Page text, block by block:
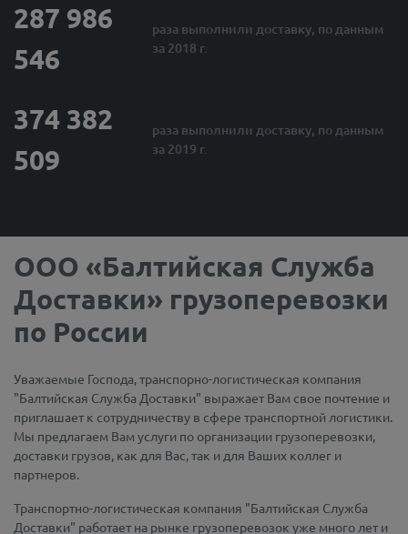
287 986
546
раза выполнили доставку, по данным
за 2018 г.
374 382
509
раза выполнили доставку, по данным
за 2019 г.
ООО «Балтийская Служба
Доставки» грузоперевозки
по России
Уважаемые Господа, транспорно-логистическая компания
"Балтийская Служба Доставки" выражает Вам свое почтение и
приглашает к сотрудничеству в сфере транспортной логистики.
Мы предлагаем Вам услуги по организации грузоперевозки,
доставки грузов, как для Вас, так и для Ваших коллег и
партнеров.
Транспортно-логистическая компания "Балтийская Служба
Доставки" работает на рынке грузоперевозок уже много лет и